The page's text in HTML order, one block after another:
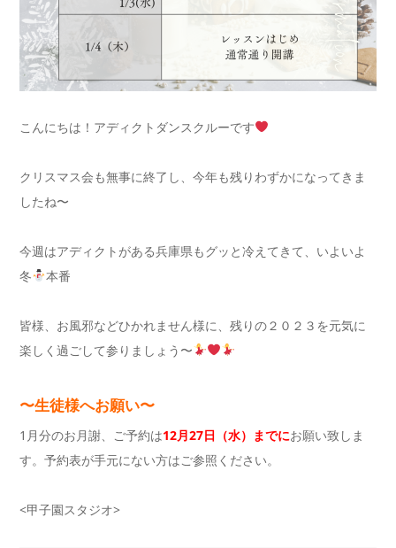
こんにちは！アディクトダンスクルーです
クリスマス会も無事に終了し、今年も残りわずかになってきま
したね〜
今週はアディクトがある兵庫県もグッと冷えてきて、いよいよ
冬
本番
皆様、お風邪などひかれません様に、残りの２０２３を元気に
楽しく過ごして参りましょう〜
〜生徒様へお願い〜
1月分のお月謝、ご予約は12月27日（水）までにお願い致しま
す。予約表が手元にない方はご参照ください。
<甲子園スタジオ>